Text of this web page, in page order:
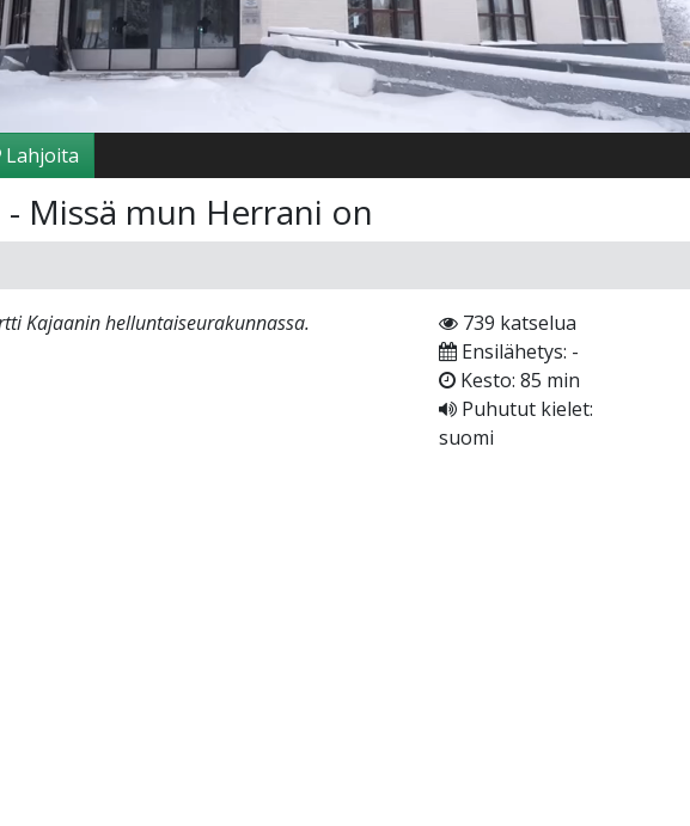
Lahjoita
- Missä mun Herrani on
Kajaanin helluntaiseurakunnassa.
739 katselua
Ensilähetys: -
Kesto: 85 min
Puhutut kielet:
suomi